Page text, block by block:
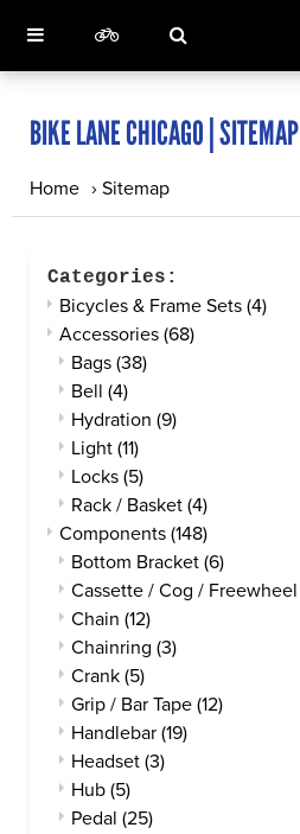
BIKE LANE CHICAGO | SITEMAP
Home › Sitemap
Categories:
Bicycles & Frame Sets (4)
Accessories (68)
Bags (38)
Bell (4)
Hydration (9)
Light (11)
Locks (5)
Rack / Basket (4)
Components (148)
Bottom Bracket (6)
Cassette / Cog / Freewheel
Chain (12)
Chainring (3)
Crank (5)
Grip / Bar Tape (12)
Handlebar (19)
Headset (3)
Hub (5)
Pedal (25)